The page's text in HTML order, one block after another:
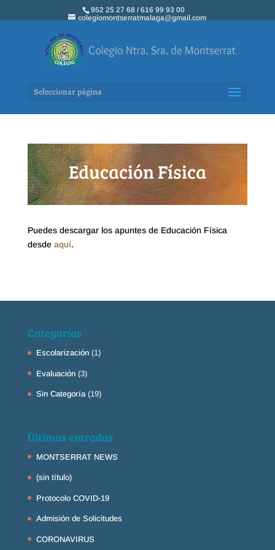
952 25 27 68 / 616 99 93 00
colegiomontserratmalaga@gmail.com
Seleccionar página
Educación Física
Puedes descargar los apuntes de Educación Física
desde aquí.
Categorías
Escolarización(1)
Evaluación(3)
Sin Categoría(19)
Últimas entradas
MONTSERRAT NEWS
(sin título)
Protocolo COVID-19
Admisión de Solicitudes
CORONAVIRUS